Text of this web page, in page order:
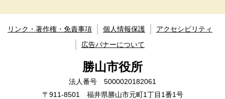
リンク・著作権・免責事項 個人情報保護
アクセシビリティ
広告バナーについて
勝山市役所
法人番号 5000020182061
〒911-8501 福井県勝山市元町1丁目1番1号